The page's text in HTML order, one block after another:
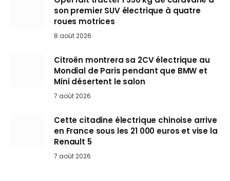
son premier SUV électrique à quatre
roues motrices
8 août 2026
Citroën montrera sa 2CV électrique au
Mondial de Paris pendant que BMW et
Mini désertent le salon
7 août 2026
Cette citadine électrique chinoise arrive
en France sous les 21 000 euros et vise la
Renault 5
7 août 2026